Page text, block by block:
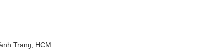
Trang, HCM.